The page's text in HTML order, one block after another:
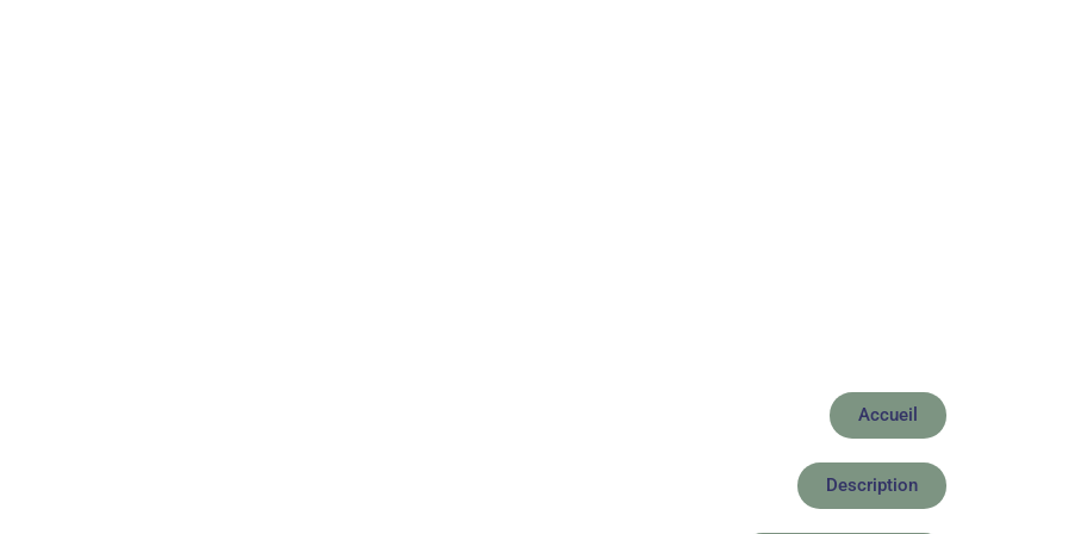
Accueil
Description